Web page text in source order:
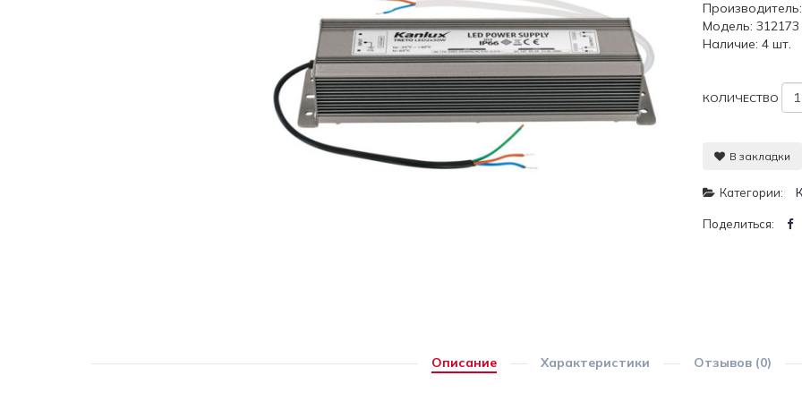
Модель: 312173
Наличие: 4 шт.
КОЛИЧЕСТВО
В закладки
Категории:
Поделиться:
Описание Характеристики Отзывов (0)